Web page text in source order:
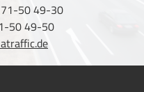
50 49-30
50 49-50